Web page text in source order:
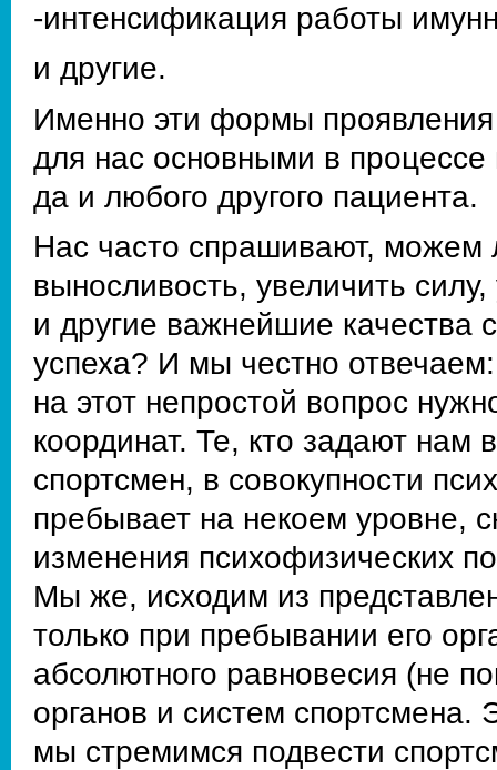
-интенсификация работы
и другие.
Именно эти формы
для нас основными в процессе
да и любого другого пациента.
Нас часто спрашивают,
выносливость, увеличить
и другие важнейшие качества
успеха? И мы честно
на этот непростой вопрос
координат. Те, кто задают нам
спортсмен, в совокупности
пребывает на некоем уровне,
изменения психофизических
Мы же, исходим из
только при пребывании его
абсолютного равновесия (не
органов и систем спортсмена.
мы стремимся подвести